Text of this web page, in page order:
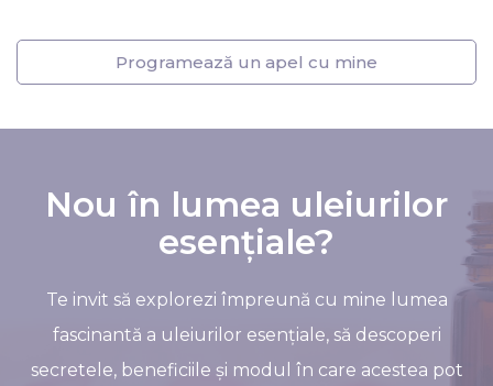
Programează un apel cu mine
Nou în lumea uleiurilor
esențiale?
Te invit să explorezi împreună cu mine lumea
fascinantă a uleiurilor esențiale, să descoperi
secretele, beneficiile și modul în care acestea pot